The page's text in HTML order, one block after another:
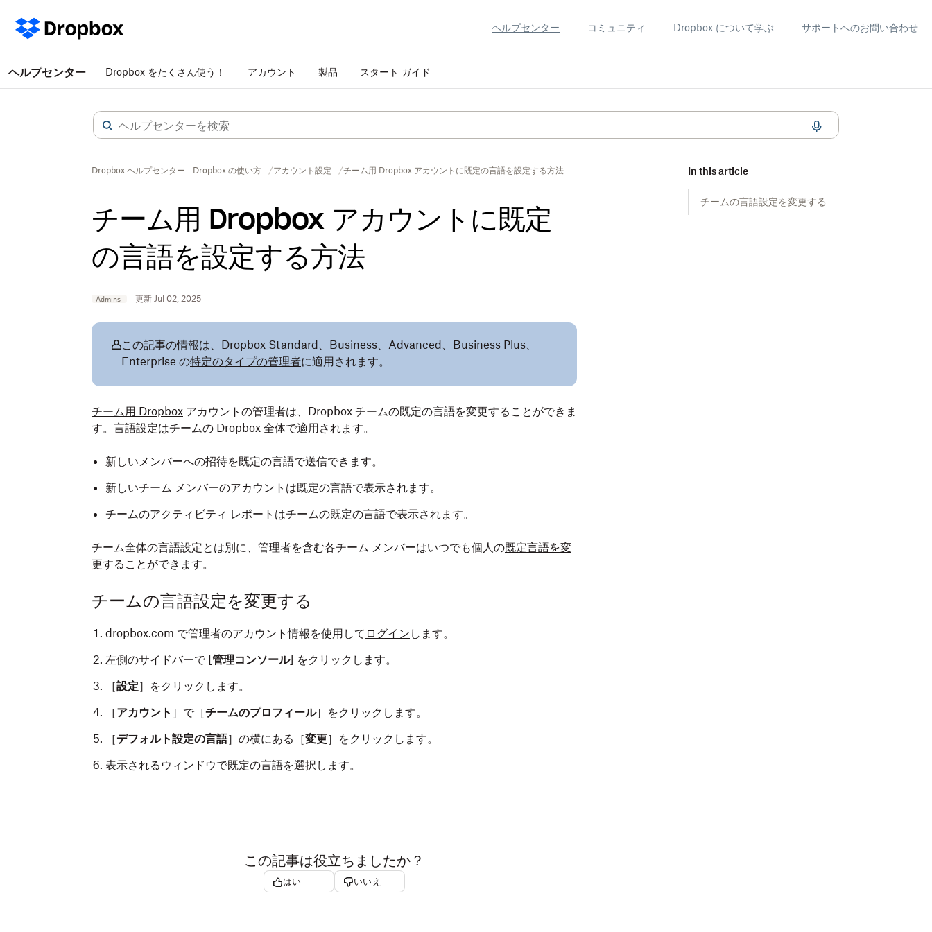
ヘルプセンター コミュニティ Dropbox について学ぶ サポートへのお問い合わせ
ヘルプセンター Dropbox をたくさん使う！ アカウント 製品 スタート ガイド
Dropbox ヘルプセンター - Dropbox の使い方 アカウント設定 チーム用 Dropbox アカウントに既定の言語を設定する方法
チーム用 Dropbox アカウントに既定
の言語を設定する方法
Admins 更新 Jul 02, 2025
In this article
チームの言語設定を変更する
この記事の情報は、Dropbox Standard、Business、Advanced、Business Plus、
Enterprise の特定のタイプの管理者に適用されます。
チーム用 Dropbox アカウントの管理者は、Dropbox チームの既定の言語を変更することができま
す。言語設定はチームの Dropbox 全体で適用されます。
新しいメンバーへの招待を既定の言語で送信できます。
新しいチーム メンバーのアカウントは既定の言語で表示されます。
チームのアクティビティ レポート はチームの既定の言語で表示されます。
チーム全体の言語設定とは別に、管理者を含む各チーム メンバーはいつでも個人の既定言語を変
更することができます。
チームの言語設定を変更する
dropbox.com で管理者のアカウント情報を使用して ログイン します。
左側のサイドバーで [管理コンソール] をクリックします。
［設定］をクリックします。
［アカウント ］で［チームのプロフィール］をクリックします。
［デフォルト設定の言語］の横にある［変更］をクリックします。
表示されるウィンドウで既定の言語を選択します。
この記事は役立ちましたか？
はい いいえ